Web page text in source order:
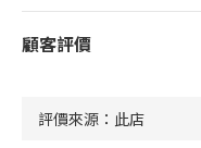
顧客評價